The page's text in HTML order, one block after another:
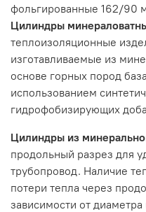
фольгированные 162/90
Цилиндры
теплоизоляционные
изготавливаемые из
основе горных пород
использованием
гидрофобизирующих
Цилиндры из
продольный разрез для
трубопровод. Наличие
потери тепла через
зависимости от